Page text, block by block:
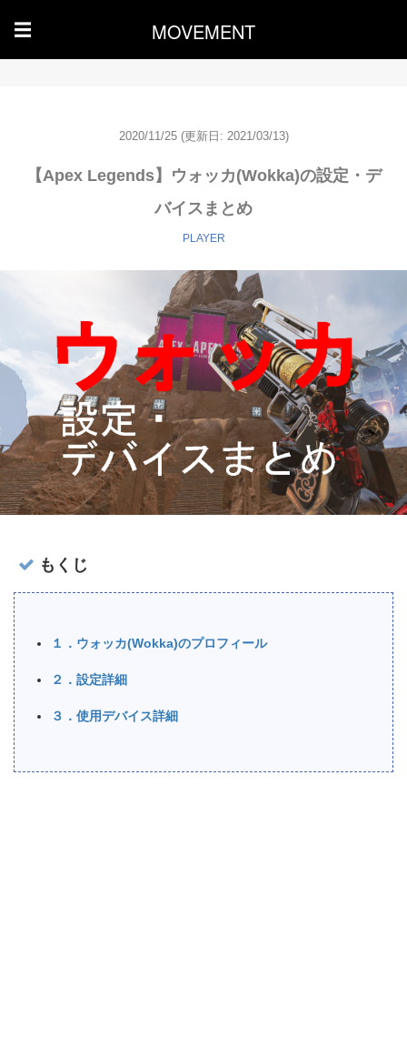
☰ MOVEMENT
2020/11/25 (更新日: 2021/03/13)
【Apex Legends】ウォッカ(Wokka)の設定・デ
バイスまとめ
PLAYER
もくじ
１．ウォッカ(Wokka)のプロフィール
２．設定詳細
３．使用デバイス詳細